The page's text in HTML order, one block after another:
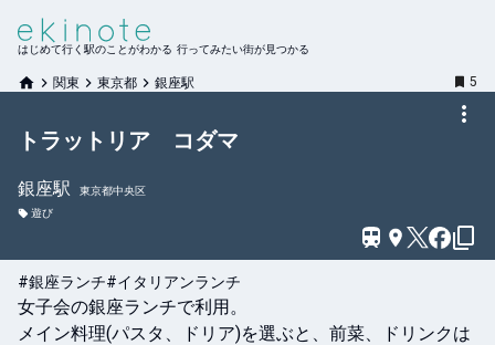
はじめて行く駅のことがわかる 行ってみたい街が見つかる
関東 東京都 銀座駅 5
トラットリア コダマ
銀座駅
東京都中央区
遊び
#銀座ランチ#イタリアンランチ
女子会の銀座ランチで利用。
メイン料理(パスタ、ドリア)を選ぶと、前菜、ドリンクは